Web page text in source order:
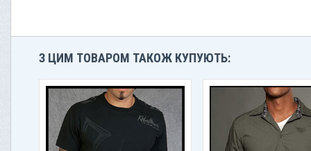
З ЦИМ ТОВАРОМ ТАКОЖ КУПУЮТЬ: